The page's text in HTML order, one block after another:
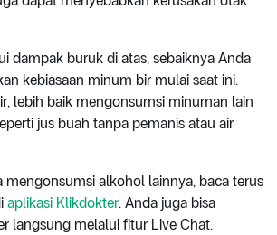
dampak buruk di atas, sebaiknya Anda
kebiasaan minum bir mulai saat ini.
lebih baik mengonsumsi minuman lain
jus buah tanpa pemanis atau air
mengonsumsi alkohol lainnya, baca terus
aplikasi Klikdokter. Anda juga bisa
langsung melalui fitur Live Chat.